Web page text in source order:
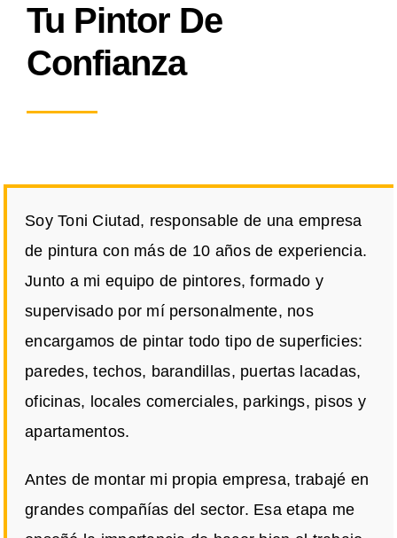
Tu Pintor De
Confianza
Soy Toni Ciutad, responsable de una empresa
de pintura con más de 10 años de experiencia.
Junto a mi equipo de pintores, formado y
supervisado por mí personalmente, nos
encargamos de pintar todo tipo de superficies:
paredes, techos, barandillas, puertas lacadas,
oficinas, locales comerciales, parkings, pisos y
apartamentos.
Antes de montar mi propia empresa, trabajé en
grandes compañías del sector. Esa etapa me